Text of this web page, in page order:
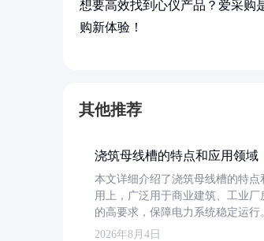
想要高效找到心仪产品？爱采购
购新体验！
其他推荐
浇筑母线槽的特点和应用领域
本文详细介绍了浇筑母线槽的特
用上，广泛用于商业建筑、工业
的高要求，保障电力系统稳定运行
2026年8月4日